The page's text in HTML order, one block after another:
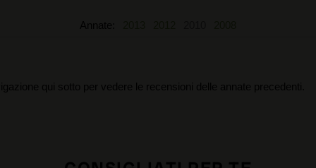
Annate:
qui sotto per vedere le recensioni delle annate precedenti.